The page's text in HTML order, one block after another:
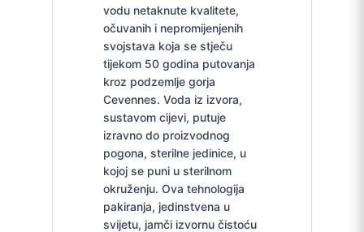
vodu netaknute kvalitete,
očuvanih i nepromijenjenih
svojstava koja se stječu
tijekom 50 godina putovanja
kroz podzemlje gorja
Cevennes. Voda iz izvora,
sustavom cijevi, putuje
izravno do proizvodnog
pogona, sterilne jedinice, u
kojoj se puni u sterilnom
okruženju. Ova tehnologija
pakiranja, jedinstvena u
svijetu, jamči izvornu čistoću